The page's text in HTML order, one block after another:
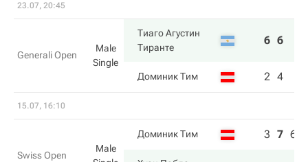
23.07, 20:45
Generali Open
Male
Single
Тиаго Агустин
Тиранте
6 6
Доминик Тим 2 4
15.07, 16:10
Swiss Open
Male
Доминик Тим 3 7 6